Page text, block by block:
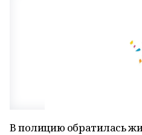
В полицию обратилась